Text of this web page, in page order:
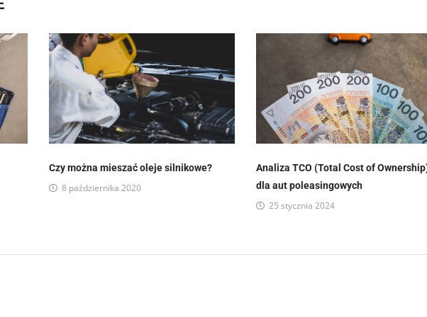
Czy można mieszać oleje silnikowe?
8 października 2020
Analiza TCO (Total Cost of
dla aut poleasingowych
25 stycznia 2024